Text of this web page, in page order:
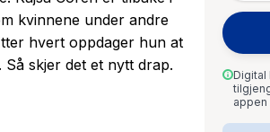
Digital
kvinnene under andre
hvert oppdager hun at
skjer det et nytt drap.